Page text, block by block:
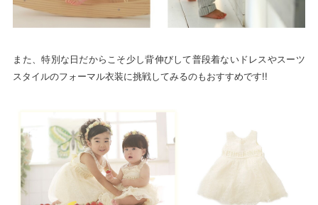
また、特別な日だからこそ少し背伸びして普段着ないドレスやスーツ
スタイルのフォーマル衣装に挑戦してみるのもおすすめです!!